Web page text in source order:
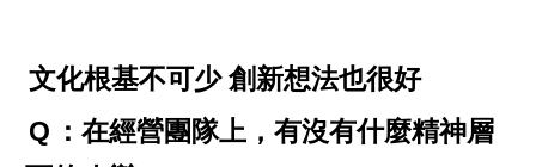
文化根基不可少 創新想法也很好
Q ：在經營團隊上，有沒有什麼精神層